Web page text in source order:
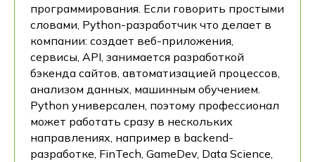
программирования. Если говорить простыми
словами, Python-разработчик что делает в
компании: создает веб-приложения,
сервисы, API, занимается разработкой
бэкенда сайтов, автоматизацией процессов,
анализом данных, машинным обучением.
Python универсален, поэтому профессионал
может работать сразу в нескольких
направлениях, например в backend-
разработке, FinTech, GameDev, Data Science,